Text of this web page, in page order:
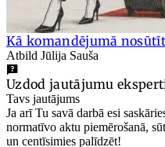
Kā komandējumā
Atbild Jūlija Sauša
Uzdod jautājumu
Tavs jautājums
Ja arī Tu savā darbā esi
normatīvo aktu piemērošanā,
un centīsimies palīdzēt!